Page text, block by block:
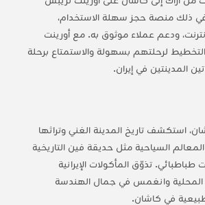
في ذلك منصة حجز سهلة الاستخدام،
ودعم عملاء موثوق به. مع أورينت
لرحلتهم بسهولة والاستمتاع برحلة
المدينتين في إيران.
استكشف تاريخ المدينة الغني وتراثها
السياحية مثل حديقة فين التاريخية
تذوّق المأكولات الإيرانية
المحلية وانغمس في جمال الهندسة
في كاشان.